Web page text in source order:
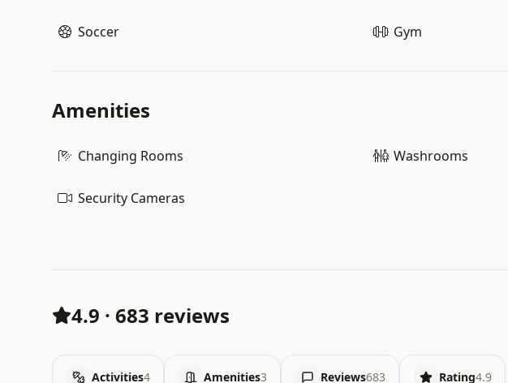
Soccer Gym
Amenities
Changing Rooms Washrooms
Security Cameras
4.9 · 683 reviews
Activities4 Amenities3 Reviews683 Rating4.9